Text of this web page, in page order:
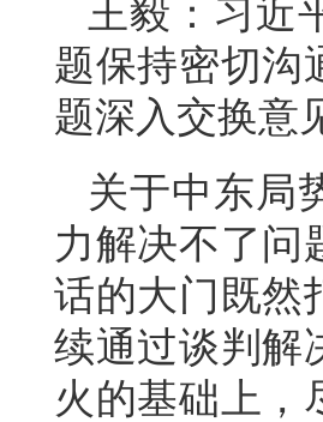
王毅：习近
题保持密切沟
题深入交换意
关于中东局
力解决不了问
话的大门既然
续通过谈判解
火的基础上，